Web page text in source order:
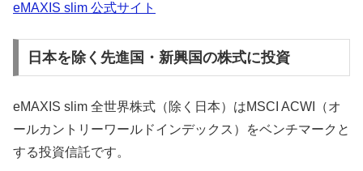
eMAXIS slim 公式サイト
日本を除く先進国・新興国の株式に投資
eMAXIS slim 全世界株式（除く日本）はMSCI ACWI（オ
ールカントリーワールドインデックス）をベンチマークと
する投資信託です。